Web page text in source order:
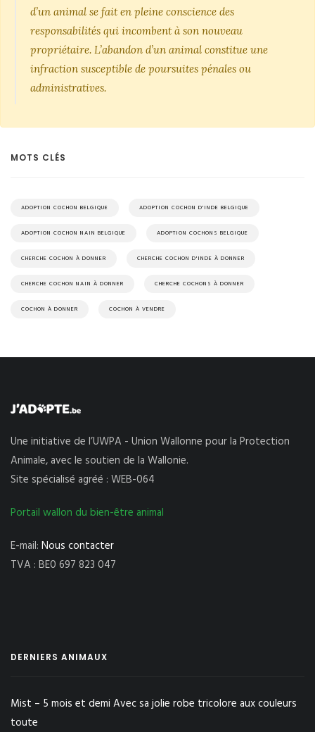
d’un animal se fait en pleine conscience des
responsabilités qui incombent à son nouveau
propriétaire. L’abandon d’un animal constitue une
infraction susceptible de poursuites pénales ou
administratives.
MOTS CLÉS
ADOPTION COCHON BELGIQUE ADOPTION COCHON D'INDE BELGIQUE
ADOPTION COCHON NAIN BELGIQUE ADOPTION COCHONS BELGIQUE
CHERCHE COCHON À DONNER CHERCHE COCHON D'INDE À DONNER
CHERCHE COCHON NAIN À DONNER CHERCHE COCHONS À DONNER
COCHON À DONNER COCHON À VENDRE
Une initiative de l’UWPA - Union Wallonne pour la Protection
Animale, avec le soutien de la Wallonie.
Site spécialisé agréé : WEB-064
Portail wallon du bien-être animal
E-mail: Nous contacter
TVA : BE0 697 823 047
DERNIERS ANIMAUX
Mist – 5 mois et demi Avec sa jolie robe tricolore aux couleurs
toute